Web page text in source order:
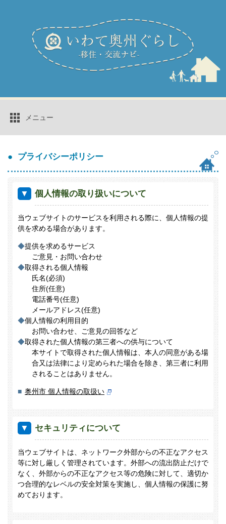
メニュー
移住コーディネーター 奥州市へのアクセス
奥州市のセールスポイント
おすすめ観光情報
移住者の声 UIターン情報誌「RELIFE」
働く
住む
空き家バンク
利用者登録について
分譲地情報
暮らす
補助金・助成制度
市内のアクセス
イベント情報
イベント・ツアー
移住者交流会(OSHUターンズカフェ)
プライバシーポリシー
個人情報の取り扱いについて
当ウェブサイトのサービスを利用される際に、個人情報の提
供を求める場合があります。
提供を求めるサービス
ご意見・お問い合わせ
取得される個人情報
氏名(必須)
住所(任意)
電話番号(任意)
メールアドレス(任意)
個人情報の利用目的
お問い合わせ、ご意見の回答など
取得された個人情報の第三者への供与について
本サイトで取得された個人情報は、本人の同意がある場
合又は法律により定められた場合を除き、第三者に利用
されることはありません。
奥州市 個人情報の取扱い
セキュリティについて
当ウェブサイトは、ネットワーク外部からの不正なアクセス
等に対し厳しく管理されています。外部への流出防止だけで
なく、外部からの不正なアクセス等の危険に対して、適切か
つ合理的なレベルの安全対策を実施し、個人情報の保護に努
めております。